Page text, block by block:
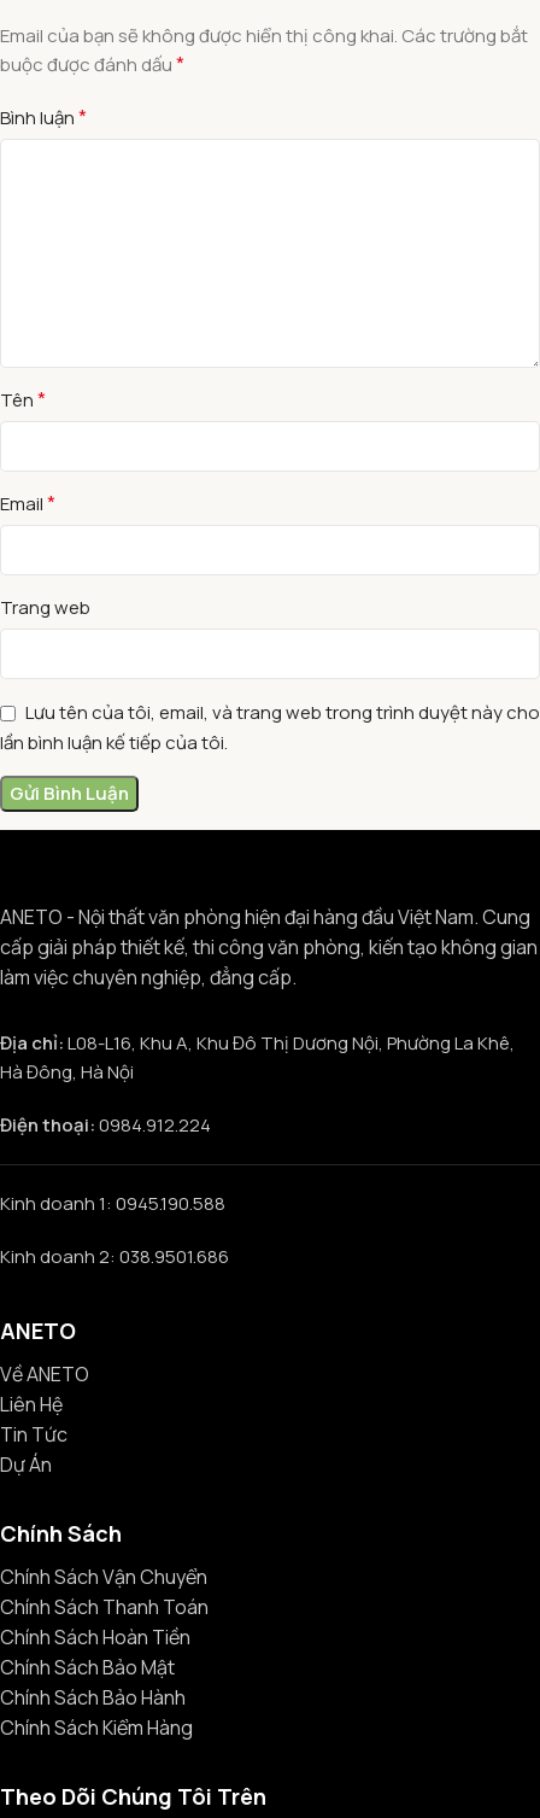
Email của bạn sẽ không được hiển thị công khai. Các trường bắt
buộc được đánh dấu*
Bình luận*
Tên*
Email*
Trang web
Lưu tên của tôi, email, và trang web trong trình duyệt này cho
lần bình luận kế tiếp của tôi.
ANETO - Nội thất văn phòng hiện đại hàng đầu Việt Nam. Cung
cấp giải pháp thiết kế, thi công văn phòng, kiến tạo không gian
làm việc chuyên nghiệp, đẳng cấp.
Địa chỉ:L08-L16, Khu A, Khu Đô Thị Dương Nội, Phường La Khê,
Hà Đông, Hà Nội
Điện thoại:0984.912.224
Kinh doanh 1: 0945.190.588
Kinh doanh 2: 038.9501.686
ANETO
Về ANETO
Liên Hệ
Tin Tức
Dự Án
Chính Sách
Chính Sách Vận Chuyển
Chính Sách Thanh Toán
Chính Sách Hoàn Tiền
Chính Sách Bảo Mật
Chính Sách Bảo Hành
Chính Sách Kiểm Hàng
Theo Dõi Chúng Tôi Trên